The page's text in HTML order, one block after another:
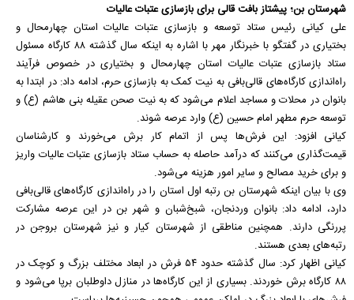
شهرستان بن؛ پیشتاز بافت قالی برای بازسازی عتبات عالیات
علی کیانی رئیس ستاد توسعه و بازسازی عتبات عالیات استان چهارمحال و
بختیاری در گفتگو با خبرنگار مهر با اشاره به اینکه سال گذشته ۸۸ کارگاه مسئول
ستاد بازسازی عتبات عالیات استان چهارمحال و بختیاری در خصوص فرآیند
راه‌اندازی کارگاه‌های قالی‌بافی به نیت کمک به بازسازی حرم، ادامه داد: در ابتدا به
بانوان در محلات و مساجد اعلام می‌شود که به نیت صحن عقیله بنی هاشم (ع) و
توسعه حرم مطهر امام حسین (ع) وارد عرصه شوند.
کیانی افزود: این فرش‌ها پس از اتمام کار برش می‌خورند و کارشناسان
قیمت‌گذاری می‌کنند که درآمد حاصله به حساب ستاد بازسازی عتبات عالیات واریز
و برای خرید مصالح و سایر امور هزینه می‌شود.
وی با بیان اینکه شهرستان بن رتبه اول استان را در راه‌اندازی کارگاه‌های قالی‌بافی
دارد، ادامه داد: بانوان وردنجان، شبخ‌شبان و شهر بن در این عرصه مشارکت
پررنگی دارند. همچنین مناطقی از شهرستان کیار و نیز شهرستان بروجن در
رتبه‌های بعدی هستند.
کیانی اظهار کرد: سال گذشته حدود ۵۴ فرش در ابعاد مختلف بزرگ و کوچک در
۸۸ کارگاه برش خوردند. بسیاری از این کارگاه‌ها در منازل داوطلبان برپا می‌شود و